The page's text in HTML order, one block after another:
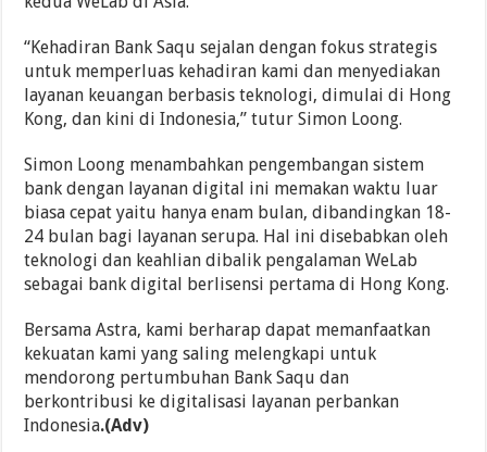
“Kehadiran Bank Saqu sejalan dengan fokus strategis
untuk memperluas kehadiran kami dan menyediakan
layanan keuangan berbasis teknologi, dimulai di Hong
Kong, dan kini di Indonesia,” tutur Simon Loong.
Simon Loong menambahkan pengembangan sistem
bank dengan layanan digital ini memakan waktu luar
biasa cepat yaitu hanya enam bulan, dibandingkan 18-
24 bulan bagi layanan serupa. Hal ini disebabkan oleh
teknologi dan keahlian dibalik pengalaman WeLab
sebagai bank digital berlisensi pertama di Hong Kong.
Bersama Astra, kami berharap dapat memanfaatkan
kekuatan kami yang saling melengkapi untuk
mendorong pertumbuhan Bank Saqu dan
berkontribusi ke digitalisasi layanan perbankan
Indonesia.(Adv)